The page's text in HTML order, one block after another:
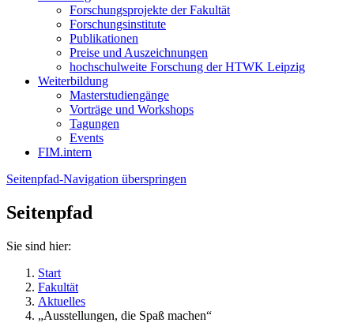
Forschungsprojekte der Fakultät
Forschungsinstitute
Publikationen
Preise und Auszeichnungen
hochschulweite Forschung der HTWK Leipzig
Weiterbildung
Masterstudiengänge
Vorträge und Workshops
Tagungen
Events
FIM.intern
Seitenpfad-Navigation überspringen
Seitenpfad
Sie sind hier:
Start
Fakultät
Aktuelles
„Ausstellungen, die Spaß machen“